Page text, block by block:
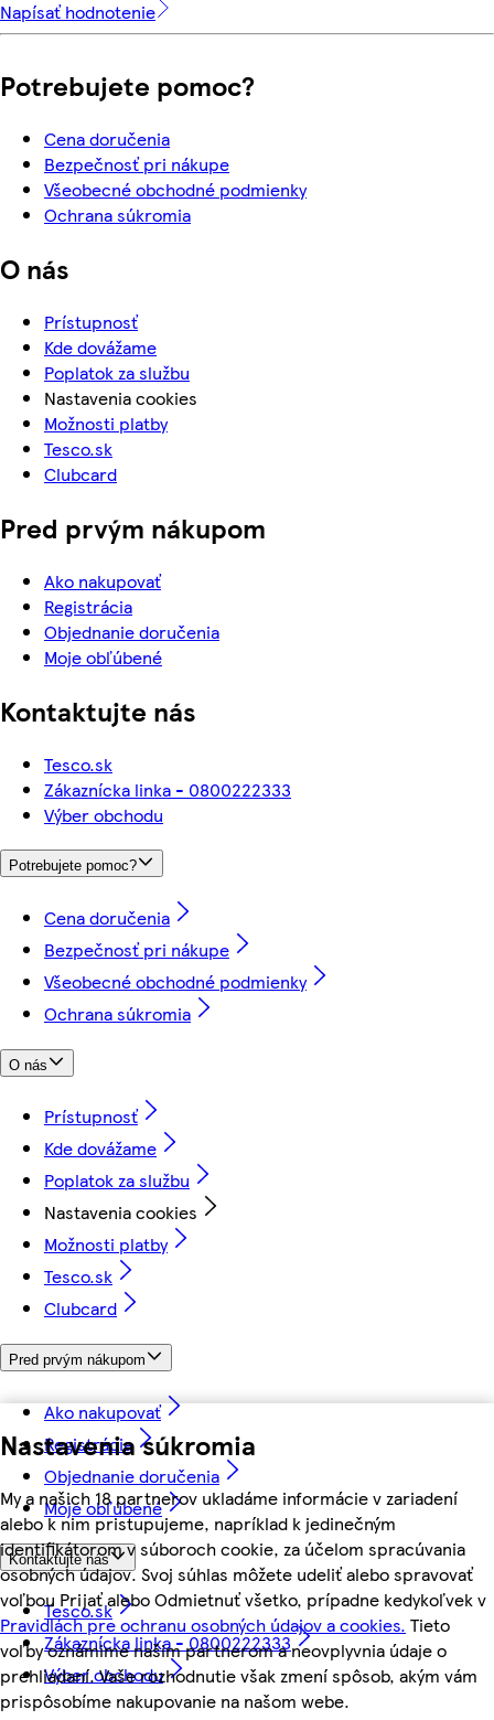
Nastavenia súkromia
My a našich 18 partnerov ukladáme informácie v zariadení
alebo k nim pristupujeme, napríklad k jedinečným
identifikátorom v súboroch cookie, za účelom spracúvania
osobných údajov. Svoj súhlas môžete udeliť alebo spravovať
voľbou Prijať alebo Odmietnuť všetko, prípadne kedykoľvek v
Pravidlách pre ochranu osobných údajov a cookies. Tieto
voľby oznámime našim partnerom a neovplyvnia údaje o
prehliadaní. Vaše rozhodnutie však zmení spôsob, akým vám
prispôsobíme nakupovanie na našom webe.
Napísať hodnotenie
Potrebujete pomoc?
Cena doručenia
Bezpečnosť pri nákupe
Všeobecné obchodné podmienky
Ochrana súkromia
O nás
Prístupnosť
Kde dovážame
Poplatok za službu
Nastavenia cookies
Možnosti platby
Tesco.sk
Clubcard
Pred prvým nákupom
Ako nakupovať
Registrácia
Objednanie doručenia
Moje obľúbené
Kontaktujte nás
Tesco.sk
Zákaznícka linka - 0800222333
Výber obchodu
Potrebujete pomoc?
Cena doručenia
Bezpečnosť pri nákupe
Všeobecné obchodné podmienky
Ochrana súkromia
O nás
Prístupnosť
Kde dovážame
Poplatok za službu
Nastavenia cookies
Možnosti platby
Tesco.sk
Clubcard
Pred prvým nákupom
Ako nakupovať
Registrácia
Objednanie doručenia
Moje obľúbené
Kontaktujte nás
Tesco.sk
Zákaznícka linka - 0800222333
Výber obchodu